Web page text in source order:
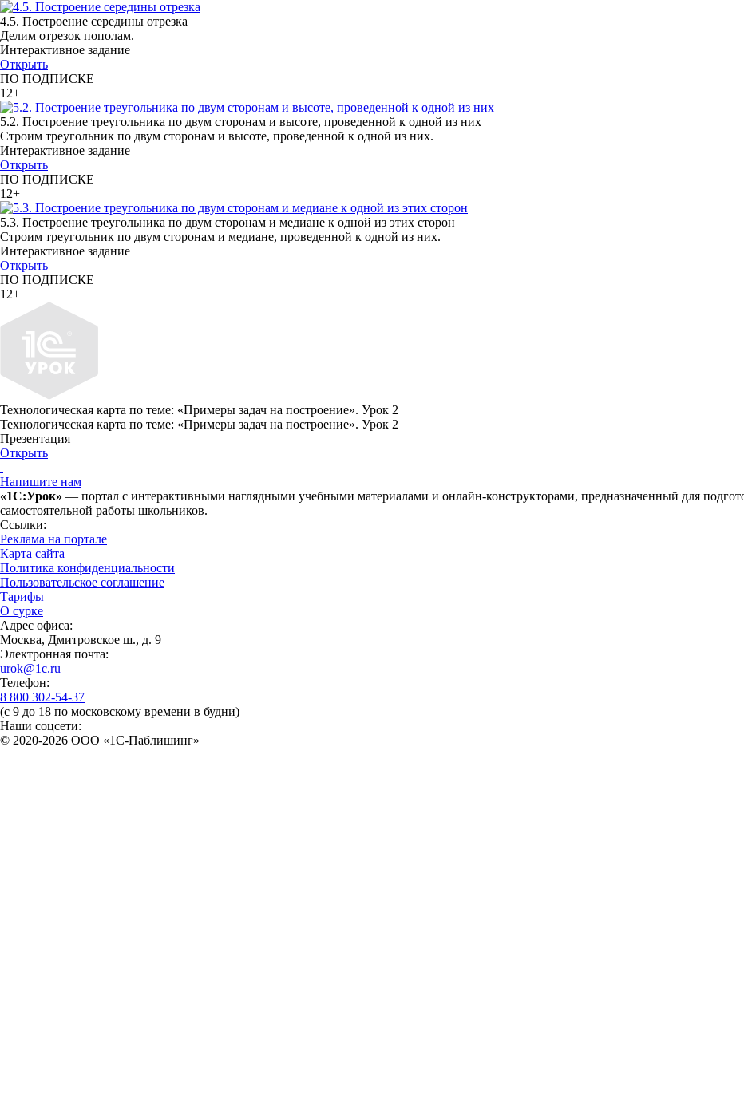
4.5. Построение середины отрезка
Делим отрезок пополам.
Интерактивное задание
Открыть
ПО ПОДПИСКЕ
12+
5.2. Построение треугольника по двум сторонам и высоте, проведенной к одной из них
Строим треугольник по двум сторонам и высоте, проведенной к одной из них.
Интерактивное задание
Открыть
ПО ПОДПИСКЕ
12+
5.3. Построение треугольника по двум сторонам и медиане к одной из этих сторон
Строим треугольник по двум сторонам и медиане, проведенной к одной из них.
Интерактивное задание
Открыть
ПО ПОДПИСКЕ
12+
Технологическая карта по теме: «Примеры задач на построение». Урок 2
Технологическая карта по теме: «Примеры задач на построение». Урок 2
Презентация
Открыть
Напишите нам
«1С:Урок» — портал с интерактивными наглядными учебными материалами и онлайн-конструкторами, предназначенный для
самостоятельной работы школьников.
Ссылки:
Реклама на портале
Карта сайта
Политика конфиденциальности
Пользовательское соглашение
Тарифы
О сурке
Адрес офиса:
Москва, Дмитровское ш., д. 9
Электронная почта:
urok@1c.ru
Телефон:
8 800 302-54-37
(с 9 до 18 по московскому времени в будни)
Наши соцсети:
© 2020-2026 OOO «1С-Паблишинг»